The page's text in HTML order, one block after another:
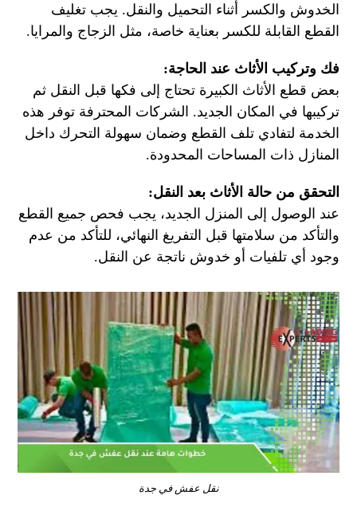
الخدوش والكسر أثناء التحميل والنقل. يجب تغليف
القطع القابلة للكسر بعناية خاصة، مثل الزجاج والمرايا.
فك وتركيب الأثاث عند الحاجة:
بعض قطع الأثاث الكبيرة تحتاج إلى فكها قبل النقل ثم
تركيبها في المكان الجديد. الشركات المحترفة توفر هذه
الخدمة لتفادي تلف القطع وضمان سهولة التحرك داخل
المنازل ذات المساحات المحدودة.
التحقق من حالة الأثاث بعد النقل:
عند الوصول إلى المنزل الجديد، يجب فحص جميع القطع
والتأكد من سلامتها قبل التفريغ النهائي، للتأكد من عدم
وجود أي تلفيات أو خدوش ناتجة عن النقل.
نقل عفش في جدة